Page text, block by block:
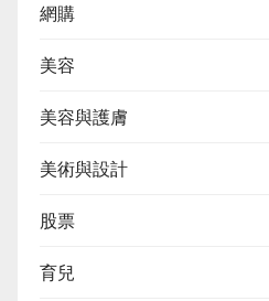
網購
美容
美容與護膚
美術與設計
股票
育兒